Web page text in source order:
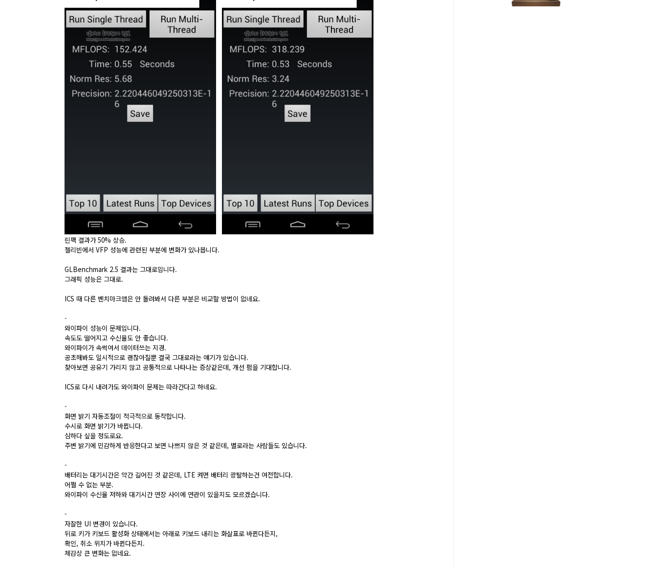
린팩 결과가 50% 상승.
젤리빈에서 VFP 성능에 관련된 부분에 변화가 있나봅니다.
GLBenchmark 2.5 결과는 그대로입니다.
그래픽 성능은 그대로.
ICS 때 다른 벤치마크앱은 안 돌려봐서 다른 부분은 비교할 방법이 없네요.
-
와이파이 성능이 문제입니다.
속도도 떨어지고 수신율도 안 좋습니다.
와이파이가 속썩여서 데이터쓰는 지경.
공초해봐도 일시적으로 괜찮아질뿐 결국 그대로라는 얘기가 있습니다.
찾아보면 공유기 가리지 않고 공통적으로 나타나는 증상같은데, 개선 펌을 기대합니다.
ICS로 다시 내려가도 와이파이 문제는 따라간다고 하네요.
-
화면 밝기 자동조절이 적극적으로 동작합니다.
수시로 화면 밝기가 바뀝니다.
심하다 싶을 정도로요.
주변 밝기에 민감하게 반응한다고 보면 나쁘지 않은 것 같은데, 별로라는 사람들도 있습니다.
-
배터리는 대기시간은 약간 길어진 것 같은데, LTE 켜면 배터리 광탈하는건 여전합니다.
어쩔 수 없는 부분.
와이파이 수신율 저하와 대기시간 연장 사이에 연관이 있을지도 모르겠습니다.
-
자잘한 UI 변경이 있습니다.
뒤로 키가 키보드 활성화 상태에서는 아래로 키보드 내리는 화살표로 바뀐다든지,
확인, 취소 위치가 바뀐다든지.
체감상 큰 변화는 없네요.